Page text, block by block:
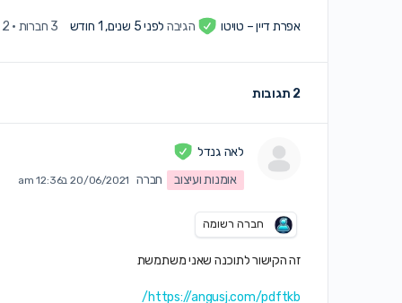
אפרת דיין – טויטו הגיבה לפני 5 שנים, 1 חודש 3 חברות · 2 תגובות
2 תגובות
לאה גנדל
אומנות ועיצוב
חברה 20/06/2021 ב12:36 am
חברה רשומה
זה הקישור לתוכנה שאני משתמשת
https://angusj.com/pdftkb/